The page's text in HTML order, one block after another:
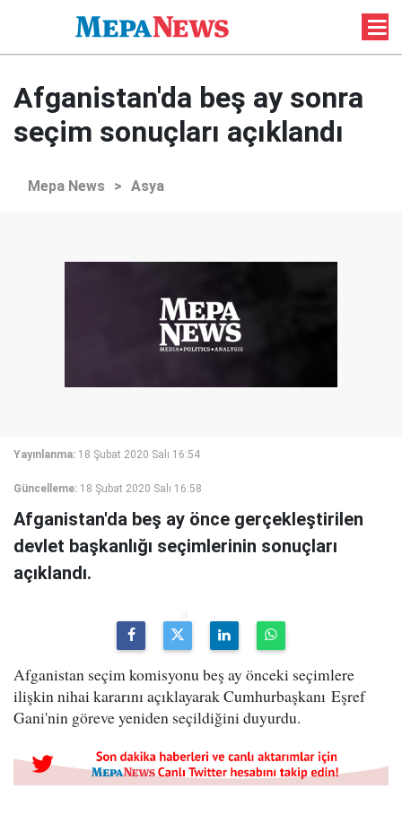
Afganistan'da beş ay sonra
seçim sonuçları açıklandı
Mepa News > Asya
Yayınlanma: 18 Şubat 2020 Salı 16:54
Güncelleme: 18 Şubat 2020 Salı 16:58
Afganistan'da beş ay önce gerçekleştirilen
devlet başkanlığı seçimlerinin sonuçları
açıklandı.
Afganistan seçim komisyonu beş ay önceki seçimlere
ilişkin nihai kararını açıklayarak Cumhurbaşkanı Eşref
Gani'nin göreve yeniden seçildiğini duyurdu.